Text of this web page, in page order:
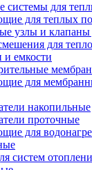
системы для
для теплых
узлы и клапаны
для
емкости
для
накопильные
проточные
для
систем